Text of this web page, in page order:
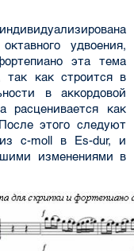
удвоения,
эта тема
так как строится в
в аккордовой
расценивается как
этого следуют
c-moll в Es-dur, и
изменениями в